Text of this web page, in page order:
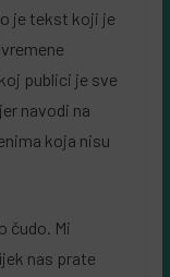
je tekst koji je
publici je sve
navodi na
koja nisu
čudo. Mi
nas prate